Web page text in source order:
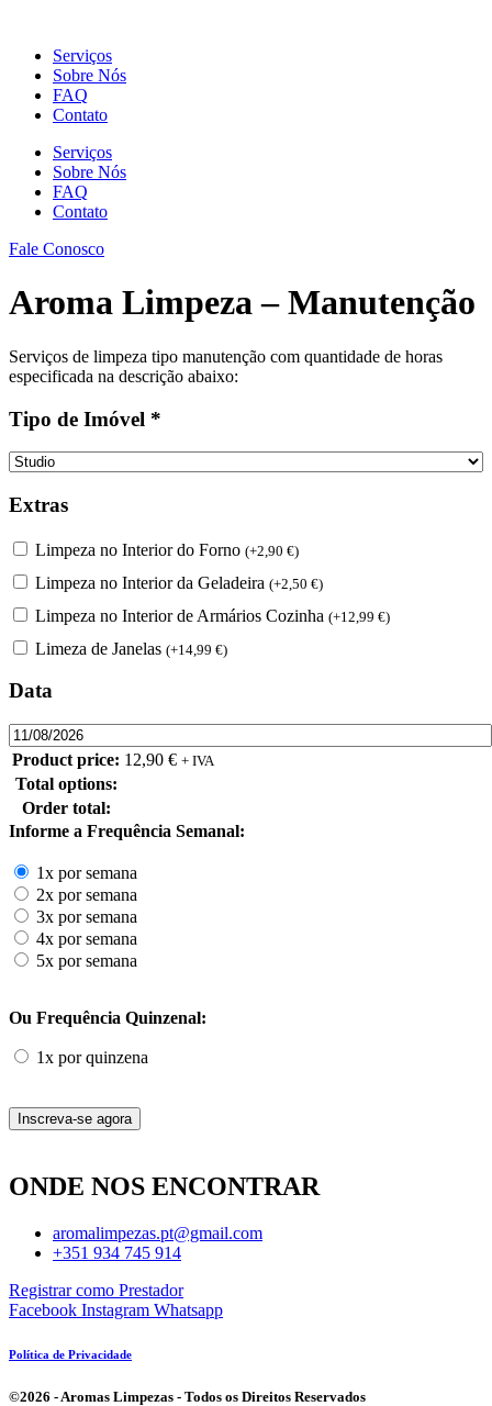
conteúdo
Serviços
Sobre Nós
FAQ
Contato
Serviços
Sobre Nós
FAQ
Contato
Fale Conosco
Aroma Limpeza – Manutenção
Serviços de limpeza tipo manutenção com quantidade de horas
especificada na descrição abaixo:
Tipo de Imóvel *
Extras
Limpeza no Interior do Forno (+2,90 €)
Limpeza no Interior da Geladeira (+2,50 €)
Limpeza no Interior de Armários Cozinha (+12,99 €)
Limeza de Janelas (+14,99 €)
Data
Product price: 12,90 € + IVA
Total options:
Order total:
Informe a Frequência Semanal:
1x por semana
2x por semana
3x por semana
4x por semana
5x por semana
Ou Frequência Quinzenal:
1x por quinzena
Aroma
Limpeza
Manutenção
quantidade
Inscreva-se agora
ONDE NOS ENCONTRAR
aromalimpezas.pt@gmail.com
+351 934 745 914
Registrar como Prestador
Facebook Instagram Whatsapp
Política de Privacidade
©2026 - Aromas Limpezas - Todos os Direitos Reservados